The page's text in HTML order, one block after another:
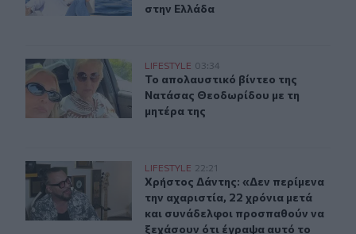
στην Ελλάδα
Το απολαυστικό βίντεο της Νατάσας Θεοδωρίδου με τη
LIFESTYLE 03:34
Το απολαυστικό βίντεο της
Το απολαυστικό βίντεο της
Νατάσας Θεοδωρίδου με τη
μητέρα της
Χρήστος Δάντης: «Δεν περίμενα την αχαριστία, 22
LIFESTYLE 22:21
Χρήστος Δάντης: «Δεν περίμενα
Χρήστος Δάντης: «Δεν περίμενα
την αχαριστία, 22 χρόνια μετά
και συνάδελφοι προσπαθούν να
ξεχάσουν ότι έγραψα αυτό το